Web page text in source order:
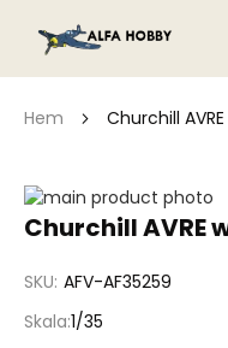
Hem Churchill
Churchill AVRE
SKU AFV-AF35259
Skala 1/35
Hoppa
till
bildgalleriet
Hoppa
av
bildgalleriet